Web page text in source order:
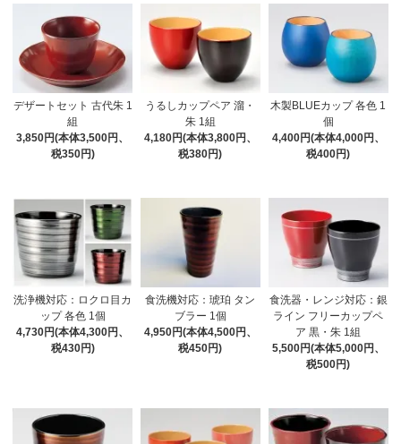
デザートセット 古代朱 1
組
3,850円(本体3,500円、
税350円)
うるしカップペア 溜・
朱 1組
4,180円(本体3,800円、
税380円)
木製BLUEカップ 各色 1
個
4,400円(本体4,000円、
税400円)
洗浄機対応：ロクロ目カ
ップ 各色 1個
4,730円(本体4,300円、
税430円)
食洗機対応：琥珀 タン
ブラー 1個
4,950円(本体4,500円、
税450円)
食洗器・レンジ対応：銀
ライン フリーカップペ
ア 黒・朱 1組
5,500円(本体5,000円、
税500円)